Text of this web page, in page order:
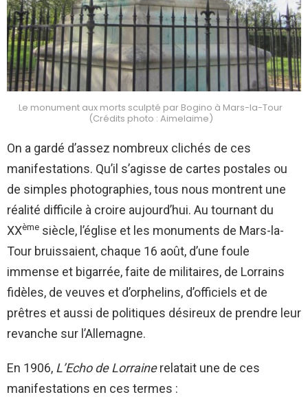
Le monument aux morts sculpté par Bogino à Mars-la-Tour
(Crédits photo : Aimelaime)
On a gardé d’assez nombreux clichés de ces
manifestations. Qu’il s’agisse de cartes postales ou
de simples photographies, tous nous montrent une
réalité difficile à croire aujourd’hui. Au tournant du
XXème siècle, l’église et les monuments de Mars-la-
Tour bruissaient, chaque 16 août, d’une foule
immense et bigarrée, faite de militaires, de Lorrains
fidèles, de veuves et d’orphelins, d’officiels et de
prêtres et aussi de politiques désireux de prendre leur
revanche sur l’Allemagne.
En 1906, L’Echo de Lorrainerelatait une de ces
manifestations en ces termes :